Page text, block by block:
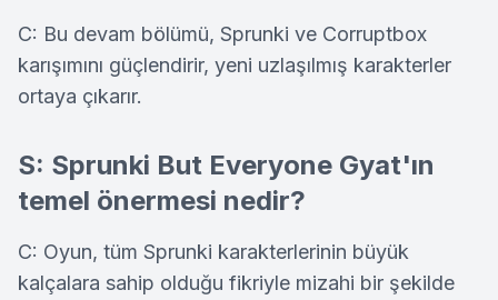
C: Bu devam bölümü, Sprunki ve Corruptbox
karışımını güçlendirir, yeni uzlaşılmış karakterler
ortaya çıkarır.
S: Sprunki But Everyone Gyat'ın
temel önermesi nedir?
C: Oyun, tüm Sprunki karakterlerinin büyük
kalçalara sahip olduğu fikriyle mizahi bir şekilde